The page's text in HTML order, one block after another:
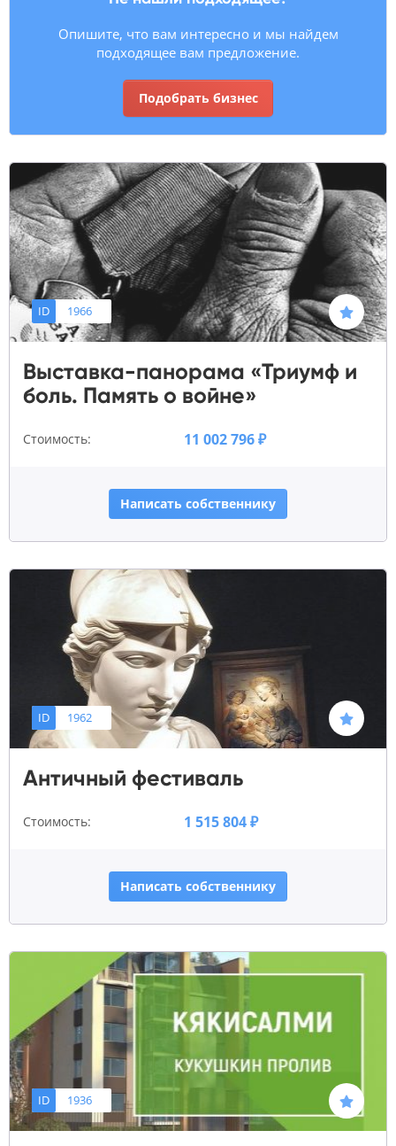
Опишите, что вам интересно и мы найдем
подходящее вам предложение.
Подобрать бизнес
ID 1966
Выставка-панорама «Триумф и
боль. Память о войне»
Стоимость: 11 002 796 ₽
Написать собственнику
ID 1962
Античный фестиваль
Стоимость: 1 515 804 ₽
Написать собственнику
ID 1936